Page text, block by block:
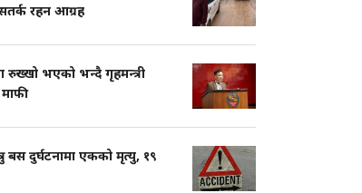
रहन आग्रह
रुख्खो भएको भन्दै गृहमन्त्री
बस दुर्घटनामा एकको मृत्यु, १९